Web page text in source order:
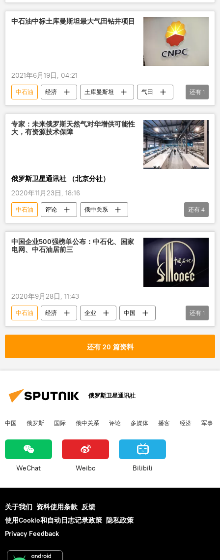
中石油中标土库曼斯坦最大气田钻井项目
2021年6月19日, 04:21
中石油 经济 土库曼斯坦
气田
钻井
还有 1
专家：未来俄罗斯天然气对华增供可能性
大，有资源技术保障
俄罗斯卫星通讯社 （北京分社）
2020年11月23日, 18:16
中石油 评论
俄中关系
俄罗斯天然气公司
西伯利亚力量
中国
俄罗斯
还有 4
中国企业500强榜单公布：中石化、国家
电网、中石油居前三
2020年9月28日, 11:43
中石油 经济 企业
中国
中国石油化工集团公司
还有 1
还有 20 篇资料
俄罗斯卫星通讯社
中国 俄罗斯 国际 俄中关系 评论 多媒体 播客 经济 军事
WeChat Weibo Bilibili
关于我们 资料使用条款 反馈
使用Cookie和自动日志记录政策 隐私政策
Privacy Feedback